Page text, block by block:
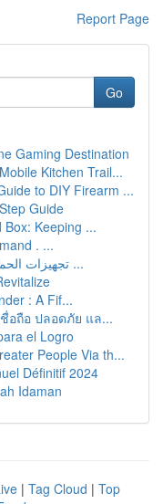
Report Page
Go
Gaming Destination
Kitchen Trail...
to DIY Firearm ...
Guide
Keeping ...
. ...
تجهيزات الحماية: دليل مفصل لحماية حياتكم و ...
: A Fif...
อถือ ปลอดภัย แล...
el Logro
People Via th...
Définitif 2024
Idaman
| Tag Cloud | Top